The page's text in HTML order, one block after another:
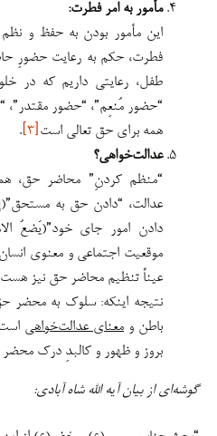
مأمور به امر فطرت:
این مأمور بودن به حفظ و
فطرت، حکم به رعایت حضورِ
طفل، رعایتی داریم که در
“حضور مُنعِم”، “حضور
همه برای حق تعالی است[۳]
.
عدالت‌خواهی؟
“منظم کردنِ” محاضر حق،
عدالت، “دادن حق به
دادن امور جای خود”(یَضعُ
موقعیت اجتماعی و معنوی
عیناً تنظیم محاضر حق نیز
نتیجه اینکه: سلوک به
باطن و معنای عدالت‌خواهی
بروز و ظهور و کالبدِ درک
گوشه‌ای از بیان آیه الله شاه آبادی: